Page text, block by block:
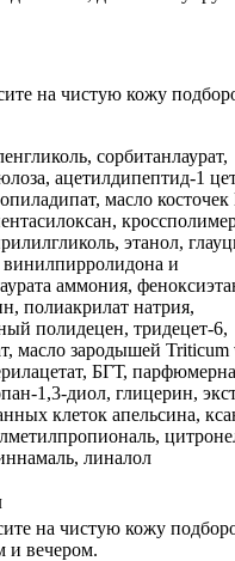
на чистую кожу
сорбитанлаурат,
ацетилдипептид-1
масло
этанол,
и
аммония,
полиакрилат натрия,
полидецен, тридецет-6,
масло зародышей Triticum
БГТ,
1,3-диол, глицерин,
клеток апельсина,
линалол
на чистую кожу
и вечером.